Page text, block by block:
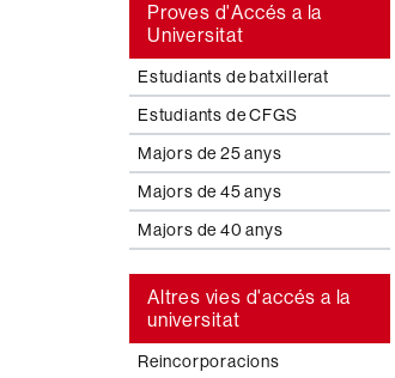
Proves d'Accés a la
Universitat
Estudiants de batxillerat
Estudiants de CFGS
Majors de 25 anys
Majors de 45 anys
Majors de 40 anys
Altres vies d'accés a la
universitat
Reincorporacions